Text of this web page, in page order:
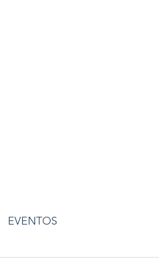
EVENTOS